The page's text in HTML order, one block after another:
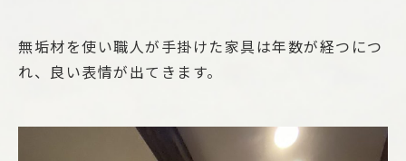
無垢材を使い職人が手掛けた家具は年数が経つにつ
れ、良い表情が出てきます。